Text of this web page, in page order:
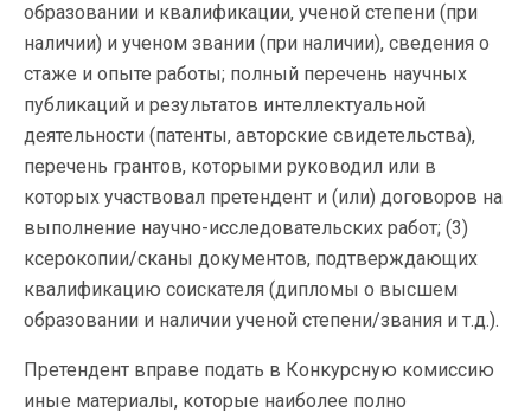
образовании и квалификации, ученой степени (при
наличии) и ученом звании (при наличии), сведения о
стаже и опыте работы; полный перечень научных
публикаций и результатов интеллектуальной
деятельности (патенты, авторские свидетельства),
перечень грантов, которыми руководил или в
которых участвовал претендент и (или) договоров на
выполнение научно-исследовательских работ; (3)
ксерокопии/сканы документов, подтверждающих
квалификацию соискателя (дипломы о высшем
образовании и наличии ученой степени/звания и т.д.).
Претендент вправе подать в Конкурсную комиссию
иные материалы, которые наиболее полно